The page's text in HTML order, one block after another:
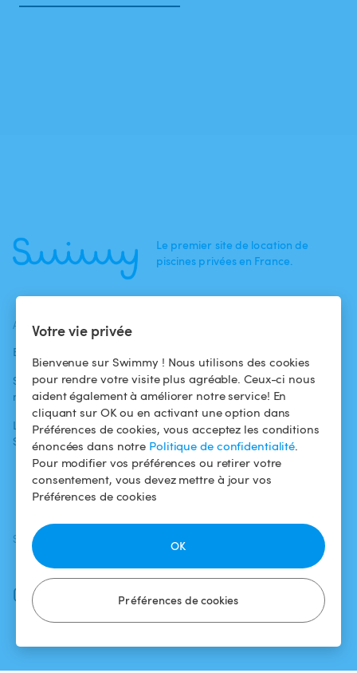
Votre vie privée
Bienvenue sur Swimmy ! Nous utilisons des cookies
pour rendre votre visite plus agréable. Ceux-ci nous
aident également à améliorer notre service! En
cliquant sur OK ou en activant une option dans
Préférences de cookies, vous acceptez les conditions
énoncées dans notre Politique de confidentialité.
Pour modifier vos préférences ou retirer votre
consentement, vous devez mettre à jour vos
Préférences de cookies
Préférences de cookies
OK
Le premier site de location de
piscines privées en France.
ACTUALITÉS
Blog
Swimmy dans les
médias
L'aventure
Swimmy
baigneurs
Pour les
propriétaires
Louer ma piscine
Comment ça
marche ?
Conditions
d'utilisation
Politique de
confidentialité
Mentions légales
SUIVEZ-NOUS
Facebook
Instagram